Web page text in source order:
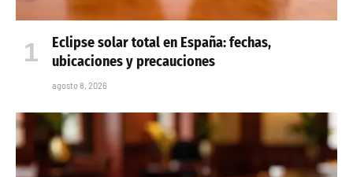
Eclipse solar total en España: fechas,
ubicaciones y precauciones
agosto 8, 2026